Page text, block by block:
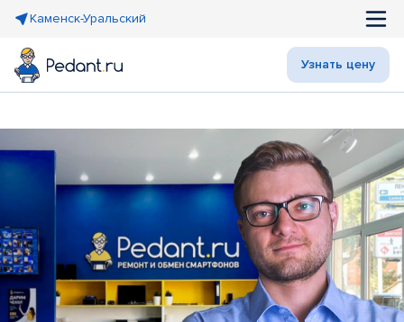
Каменск-Уральский
Узнать цену